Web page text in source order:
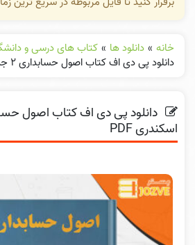
خانه » دانلود ها » کتاب های درسی و
دانلود پی دی اف کتاب اصول حسابداری ۲ جمشید اسکندری PDF
اسکندری PDF